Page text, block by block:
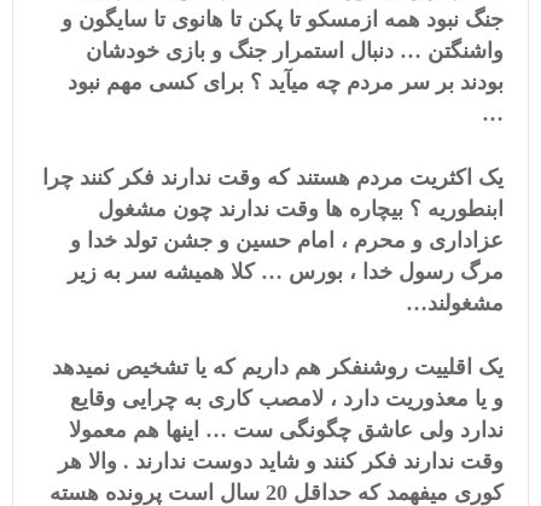
جنگ نبود همه ازمسکو تا پکن تا هانوی تا سایگون و
واشنگتن … دنبال استمرار جنگ و بازی خودشان
بودند بر سر مردم چه میآید ؟ برای کسی مهم نبود
…
یک اکثریت مردم هستند که وقت ندارند فکر کنند چرا
ابنطوریه ؟ بیچاره ها وقت ندارند چون مشغول
عزاداری و محرم ، امام حسین و جشن تولد خدا و
مرگ رسول خدا ، بورس … کلا همیشه سر به زیر
مشغولند…
یک اقلییت روشنفکر هم داریم که یا تشخیص نمیدهد
و یا معذوریت دارد ، لامصب کاری به چرایی وقایع
ندارد ولی عاشق چگونگی ست … اینها هم معمولا
وقت ندارند فکر کنند و شاید دوست ندارند . والا هر
کوری میفهمد که حداقل 20 سال است پرونده هسته